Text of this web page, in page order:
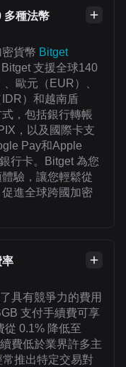
多種法幣
貨幣 Bitget
支援全球140
歐元（EUR）、
）和越南盾
，包括銀行轉帳
，以及國際卡支
Pay和Apple
行卡。Bitget 為您
驗，讓您輕鬆從
進全球跨國加密
率
具有競爭力的費用
支付手續費可享
從 0.1% 降低至
費低於業界許多主
推出特定交易對